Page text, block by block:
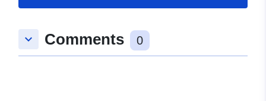
keyboard_arrow_down Comments 0